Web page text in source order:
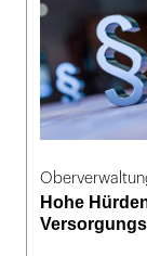
Hohe